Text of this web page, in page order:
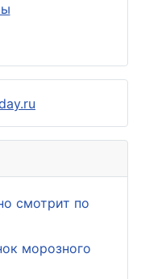
смотрит по
морозного